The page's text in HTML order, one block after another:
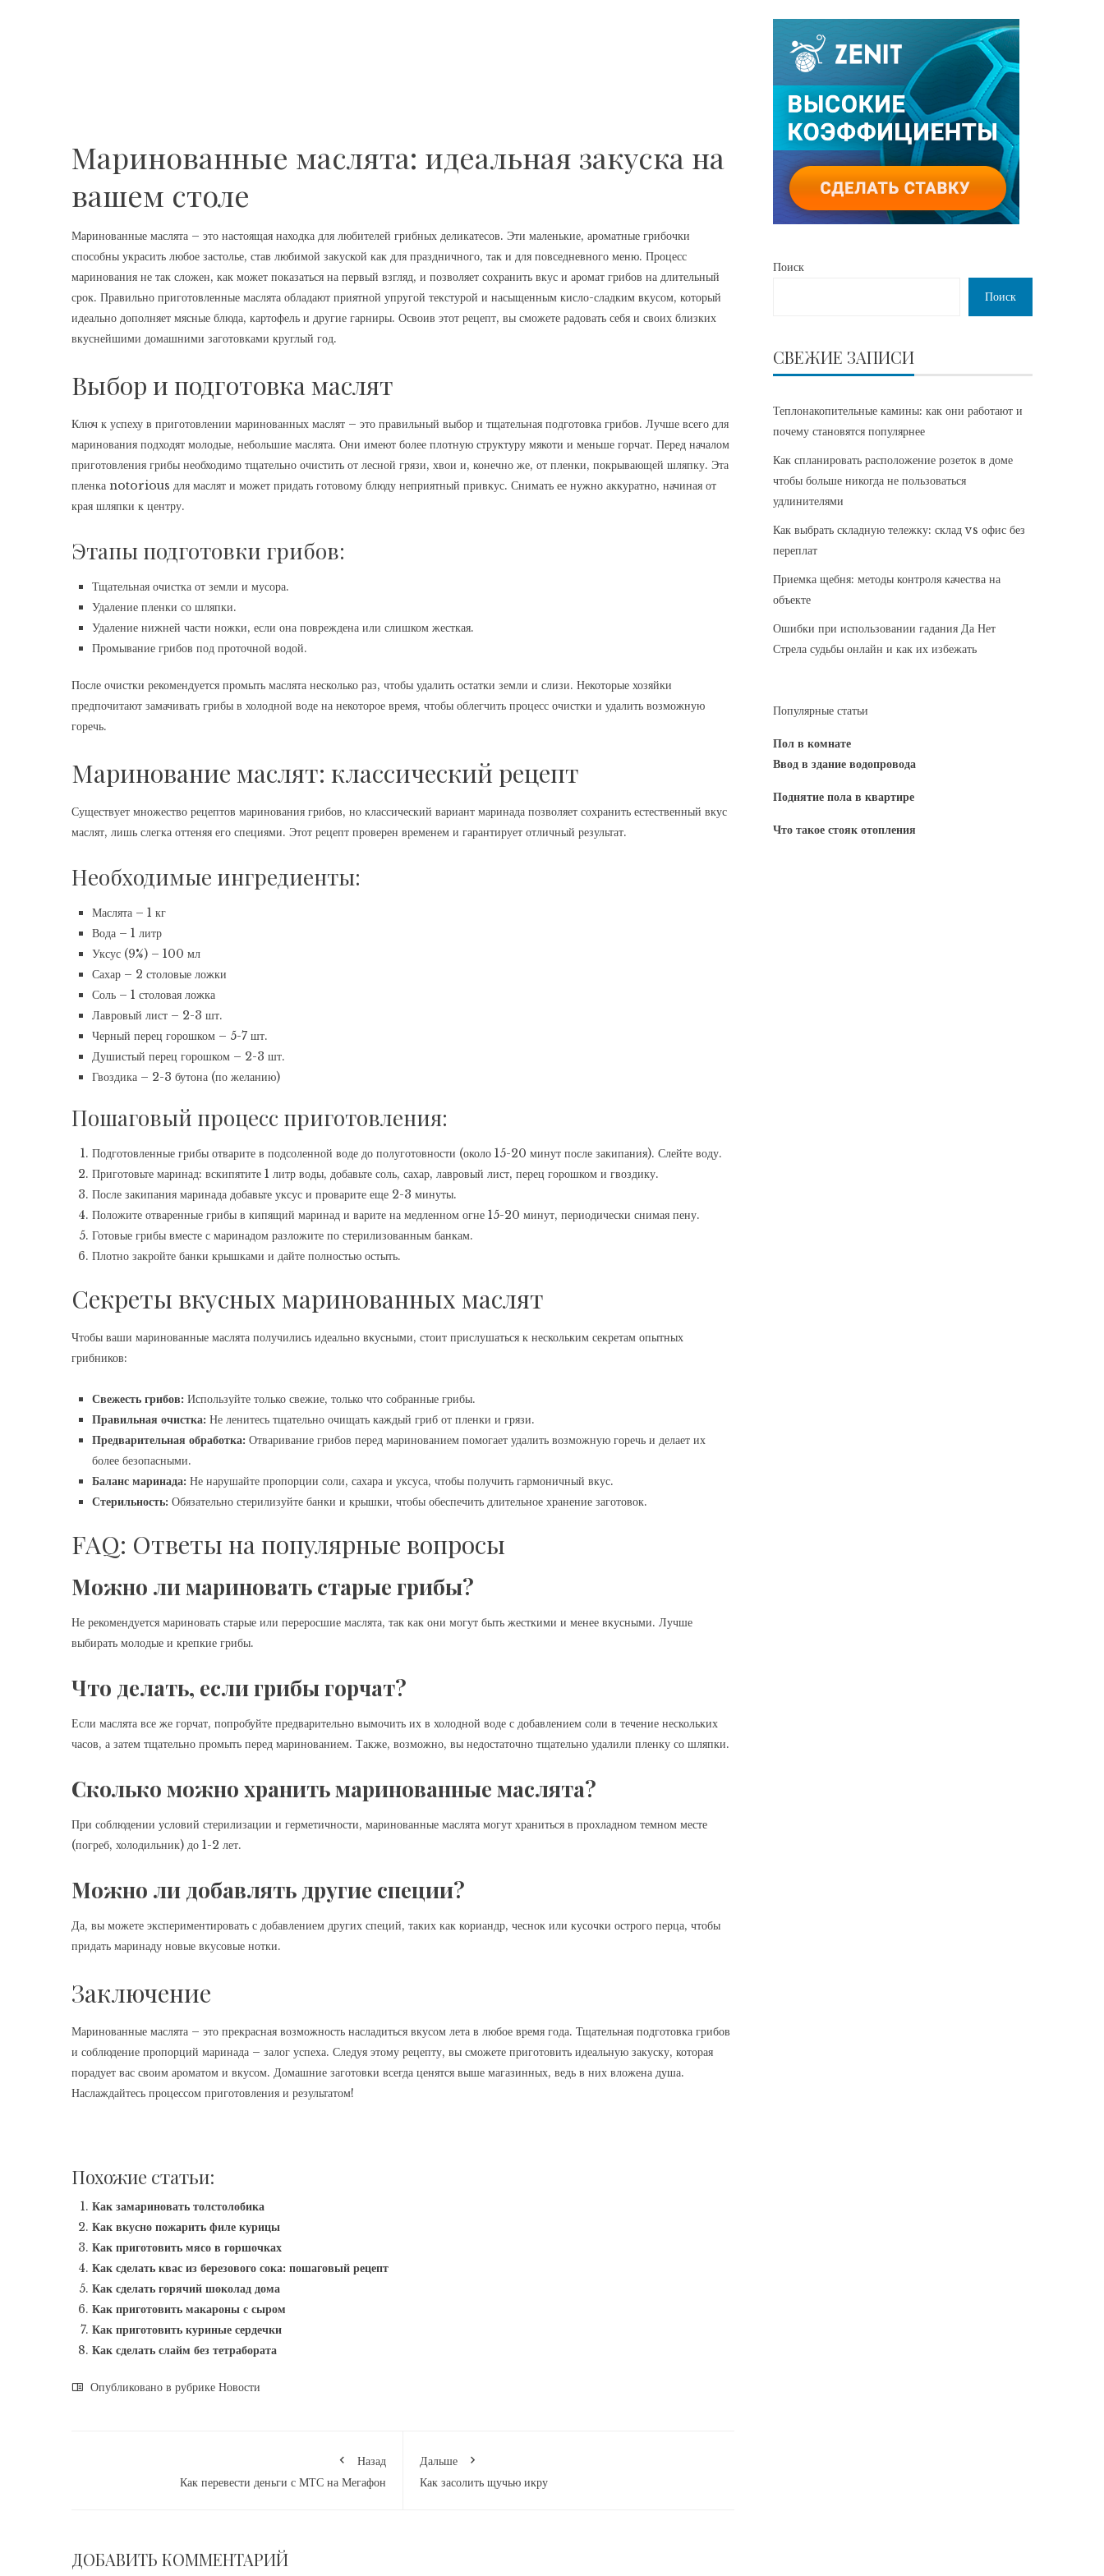
Маринованные маслята: идеальная закуска на
вашем столе
Маринованные маслята – это настоящая находка для любителей грибных деликатесов. Эти маленькие, ароматные грибочки
способны украсить любое застолье, став любимой закуской как для праздничного, так и для повседневного меню. Процесс
маринования не так сложен, как может показаться на первый взгляд, и позволяет сохранить вкус и аромат грибов на длительный
срок. Правильно приготовленные маслята обладают приятной упругой текстурой и насыщенным кисло-сладким вкусом, который
идеально дополняет мясные блюда, картофель и другие гарниры. Освоив этот рецепт, вы сможете радовать себя и своих близких
вкуснейшими домашними заготовками круглый год.
Выбор и подготовка маслят
Ключ к успеху в приготовлении маринованных маслят – это правильный выбор и тщательная подготовка грибов. Лучше всего для
маринования подходят молодые, небольшие маслята. Они имеют более плотную структуру мякоти и меньше горчат. Перед началом
приготовления грибы необходимо тщательно очистить от лесной грязи, хвои и, конечно же, от пленки, покрывающей шляпку. Эта
пленка notorious для маслят и может придать готовому блюду неприятный привкус. Снимать ее нужно аккуратно, начиная от
края шляпки к центру.
Этапы подготовки грибов:
Тщательная очистка от земли и мусора.
Удаление пленки со шляпки.
Удаление нижней части ножки, если она повреждена или слишком жесткая.
Промывание грибов под проточной водой.
После очистки рекомендуется промыть маслята несколько раз, чтобы удалить остатки земли и слизи. Некоторые хозяйки
предпочитают замачивать грибы в холодной воде на некоторое время, чтобы облегчить процесс очистки и удалить возможную
горечь.
Маринование маслят: классический рецепт
Существует множество рецептов маринования грибов, но классический вариант маринада позволяет сохранить естественный вкус
маслят, лишь слегка оттеняя его специями. Этот рецепт проверен временем и гарантирует отличный результат.
Необходимые ингредиенты:
Маслята – 1 кг
Вода – 1 литр
Уксус (9%) – 100 мл
Сахар – 2 столовые ложки
Соль – 1 столовая ложка
Лавровый лист – 2-3 шт.
Черный перец горошком – 5-7 шт.
Душистый перец горошком – 2-3 шт.
Гвоздика – 2-3 бутона (по желанию)
Пошаговый процесс приготовления:
Подготовленные грибы отварите в подсоленной воде до полуготовности (около 15-20 минут после закипания). Слейте воду.
Приготовьте маринад: вскипятите 1 литр воды, добавьте соль, сахар, лавровый лист, перец горошком и гвоздику.
После закипания маринада добавьте уксус и проварите еще 2-3 минуты.
Положите отваренные грибы в кипящий маринад и варите на медленном огне 15-20 минут, периодически снимая пену.
Готовые грибы вместе с маринадом разложите по стерилизованным банкам.
Плотно закройте банки крышками и дайте полностью остыть.
Секреты вкусных маринованных маслят
Чтобы ваши маринованные маслята получились идеально вкусными, стоит прислушаться к нескольким секретам опытных
грибников:
Свежесть грибов: Используйте только свежие, только что собранные грибы.
Правильная очистка: Не ленитесь тщательно очищать каждый гриб от пленки и грязи.
Предварительная обработка: Отваривание грибов перед маринованием помогает удалить возможную горечь и делает их
более безопасными.
Баланс маринада: Не нарушайте пропорции соли, сахара и уксуса, чтобы получить гармоничный вкус.
Стерильность: Обязательно стерилизуйте банки и крышки, чтобы обеспечить длительное хранение заготовок.
FAQ: Ответы на популярные вопросы
Можно ли мариновать старые грибы?
Не рекомендуется мариновать старые или переросшие маслята, так как они могут быть жесткими и менее вкусными. Лучше
выбирать молодые и крепкие грибы.
Что делать, если грибы горчат?
Если маслята все же горчат, попробуйте предварительно вымочить их в холодной воде с добавлением соли в течение нескольких
часов, а затем тщательно промыть перед маринованием. Также, возможно, вы недостаточно тщательно удалили пленку со шляпки.
Сколько можно хранить маринованные маслята?
При соблюдении условий стерилизации и герметичности, маринованные маслята могут храниться в прохладном темном месте
(погреб, холодильник) до 1-2 лет.
Можно ли добавлять другие специи?
Да, вы можете экспериментировать с добавлением других специй, таких как кориандр, чеснок или кусочки острого перца, чтобы
придать маринаду новые вкусовые нотки.
Заключение
Маринованные маслята – это прекрасная возможность насладиться вкусом лета в любое время года. Тщательная подготовка грибов
и соблюдение пропорций маринада – залог успеха. Следуя этому рецепту, вы сможете приготовить идеальную закуску, которая
порадует вас своим ароматом и вкусом. Домашние заготовки всегда ценятся выше магазинных, ведь в них вложена душа.
Наслаждайтесь процессом приготовления и результатом!
Похожие статьи:
Как замариновать толстолобика
Как вкусно пожарить филе курицы
Как приготовить мясо в горшочках
Как сделать квас из березового сока: пошаговый рецепт
Как сделать горячий шоколад дома
Как приготовить макароны с сыром
Как приготовить куриные сердечки
Как сделать слайм без тетрабората
Опубликовано в рубрике Новости
Назад
Как перевести деньги с МТС на Мегафон
Дальше
Как засолить щучью икру
ДОБАВИТЬ КОММЕНТАРИЙ
Поиск
Поиск
СВЕЖИЕ ЗАПИСИ
Теплонакопительные камины: как они работают и
почему становятся популярнее
Как спланировать расположение розеток в доме
чтобы больше никогда не пользоваться
удлинителями
Как выбрать складную тележку: склад vs офис без
переплат
Приемка щебня: методы контроля качества на
объекте
Ошибки при использовании гадания Да Нет
Стрела судьбы онлайн и как их избежать
Популярные статьи
Пол в комнате
Ввод в здание водопровода
Поднятие пола в квартире
Что такое стояк отопления